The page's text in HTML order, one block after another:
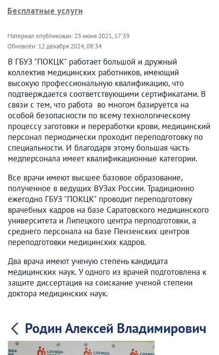
Бесплатные услуги
Материал опубликован: 23 июня 2021, 17:39
Обновлён: 12 декабря 2024, 08:34
В ГБУЗ "ПОКЦК" работает большой и дружный
коллектив медицинских работников, имеющий
высокую профессиональную квалификацию, что
подтверждается соответствующими сертификатами. В
связи с тем, что работа во многом базируется на
особой безопасности по всему технологическому
процессу заготовки и переработки крови, медицинский
персонал периодически проходит переподготовку по
специальности. И благодаря этому большая часть
медперсонала имеет квалификационные категории.
Все врачи имеют высшее базовое образование,
полученное в ведущих ВУЗах России. Традиционно
ежегодно ГБУЗ "ПОКЦК" проводит переподготовку
врачебных кадров на базе Саратовского медицинского
университета и Липецкого центра перподготовки, а
среднего персонала на базе Пензенских центров
переподготовки медицинских кадров.
Два врача имеют ученую степень кандидата
медицинских наук. У одного из врачей подготовлена к
защите диссертация на соискание ученой степени
доктора медицинских наук.
Родин Алексей Владимирович